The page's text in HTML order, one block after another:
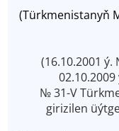
(Türkmenistanyň
(16.10.2001 ý.
№ 31-V
girizilen